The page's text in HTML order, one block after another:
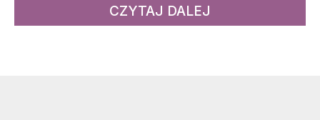
CZYTAJ DALEJ